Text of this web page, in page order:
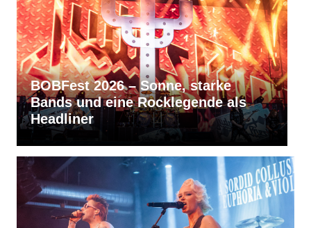
als
RVBang Festival 2026 – Balingen
bleibt die Metal-Hochburg des
Südens